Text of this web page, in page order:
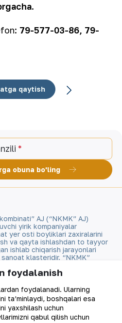
.
79-577-03-86, 79-
qaytish
obuna bo'ling
AJ (“NKMK” AJ)
yirik kompaniyalar
yer osti boyliklari zaxiralarini
va qayta ishlashdan to tayyor
ishlab chiqarish jarayonlari
klasteridir. “NKMK”
birjalarida O‘zbekistonning
Aloqalar
foydalanish
foydalanadi. Ularning
ta’minlaydi, boshqalari esa
yaxshilash uchun
qabul qilish uchun